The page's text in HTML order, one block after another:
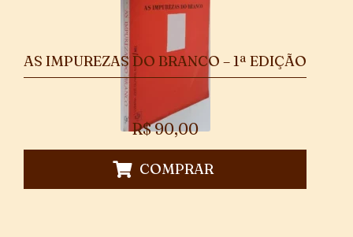
AS IMPUREZAS DO BRANCO – 1ª EDIÇÃO
R$90,00
COMPRAR